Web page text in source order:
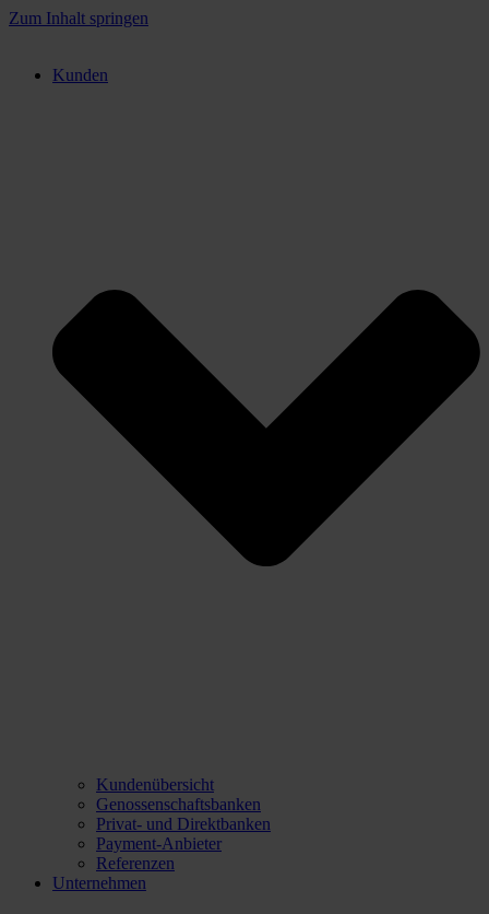
Zum Inhalt springen
Kunden
Kundenübersicht
Genossenschaftsbanken
Privat- und Direktbanken
Payment-Anbieter
Referenzen
Unternehmen